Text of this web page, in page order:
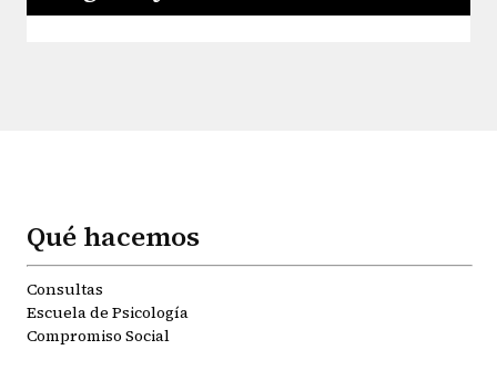
Qué hacemos
Consultas
Escuela de Psicología
Compromiso Social